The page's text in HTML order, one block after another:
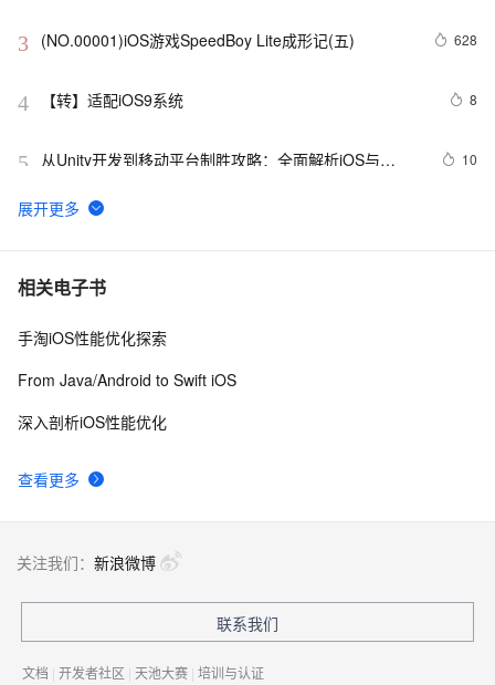
3 (NO.00001)iOS游戏SpeedBoy Lite成形记(五) 628
4 【转】适配iOS9系统 8
5
从Unity开发到移动平台制胜攻略：全面解析iOS与
打造爆款手游不是梦——性能优化、广告集成与内购设
10
6 iOS 银行卡号有效性校验
7 iOS - Swift NSSize      尺寸
8 github上的一个开源kvo/kvb实现（ios),供参考
处理与局部变量
相关电子书
查看更多
手淘iOS性能优化探索
From Java/Android to Swift iOS
深入剖析iOS性能优化
关注我们： 新浪微博
联系我们
文档 | 开发者社区 | 天池大赛 | 培训与认证